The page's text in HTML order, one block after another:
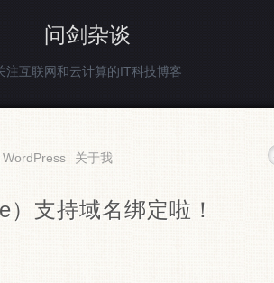
问剑杂谈
注互联网和云计算的IT科技博客
WordPress 关于我
支持域名绑定啦！